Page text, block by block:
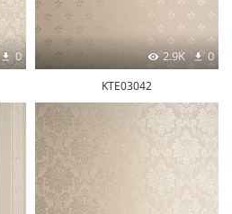
0 2.9K 0
KTE03042